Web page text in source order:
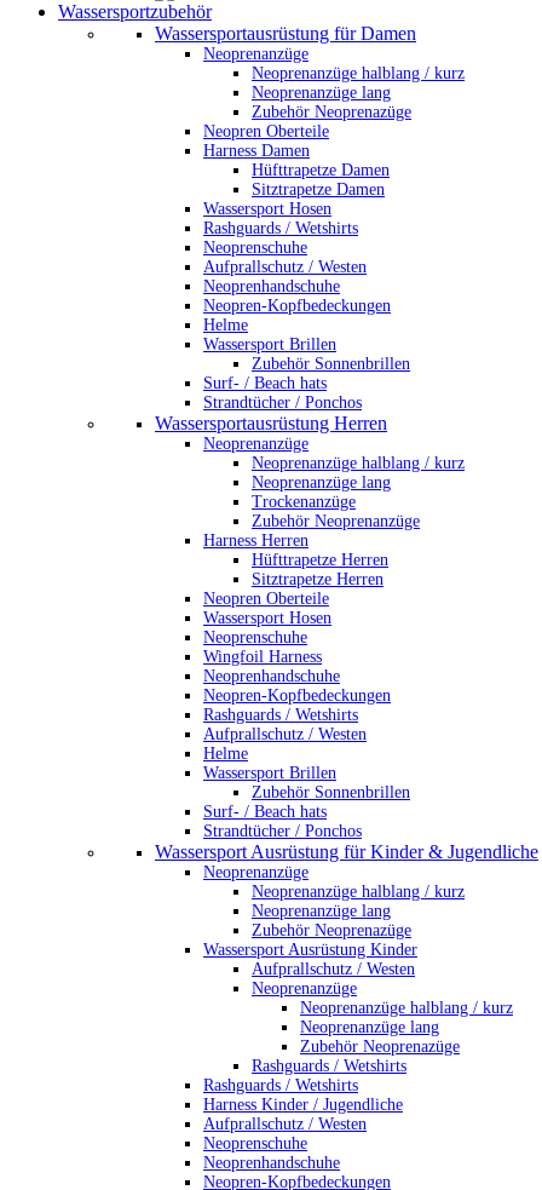
Wassersportzubehör
Wassersportausrüstung für Damen
Neoprenanzüge
Neoprenanzüge halblang / kurz
Neoprenanzüge lang
Zubehör Neoprenazüge
Neopren Oberteile
Harness Damen
Hüfttrapetze Damen
Sitztrapetze Damen
Wassersport Hosen
Rashguards / Wetshirts
Neoprenschuhe
Aufprallschutz / Westen
Neoprenhandschuhe
Neopren-Kopfbedeckungen
Helme
Wassersport Brillen
Zubehör Sonnenbrillen
Surf- / Beach hats
Strandtücher / Ponchos
Wassersportausrüstung Herren
Neoprenanzüge
Neoprenanzüge halblang / kurz
Neoprenanzüge lang
Trockenanzüge
Zubehör Neoprenanzüge
Harness Herren
Hüfttrapetze Herren
Sitztrapetze Herren
Neopren Oberteile
Wassersport Hosen
Neoprenschuhe
Wingfoil Harness
Neoprenhandschuhe
Neopren-Kopfbedeckungen
Rashguards / Wetshirts
Aufprallschutz / Westen
Helme
Wassersport Brillen
Zubehör Sonnenbrillen
Surf- / Beach hats
Strandtücher / Ponchos
Wassersport Ausrüstung für Kinder & Jugendliche
Neoprenanzüge
Neoprenanzüge halblang / kurz
Neoprenanzüge lang
Zubehör Neoprenazüge
Wassersport Ausrüstung Kinder
Aufprallschutz / Westen
Neoprenanzüge
Neoprenanzüge halblang / kurz
Neoprenanzüge lang
Zubehör Neoprenazüge
Rashguards / Wetshirts
Rashguards / Wetshirts
Harness Kinder / Jugendliche
Aufprallschutz / Westen
Neoprenschuhe
Neoprenhandschuhe
Neopren-Kopfbedeckungen